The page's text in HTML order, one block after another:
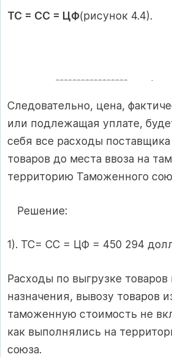
ТС = СС = ЦФ(рисунок 4.4).
Следовательно, цена,
или подлежащая уплате,
себя все расходы
товаров до места ввоза на
территорию Таможенного
Решение:
1). ТС= СС = ЦФ = 450 294
Расходы по выгрузке товаров
назначения, вывозу товаров
таможенную стоимость не
как выполнялись на
союза.